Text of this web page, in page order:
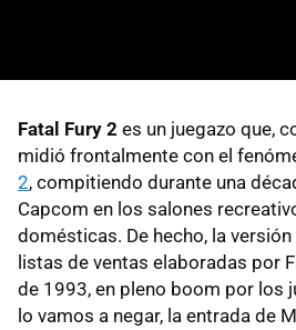
Fatal Fury 2 es un juegazo que,
midió frontalmente con el
2, compitiendo durante una
Capcom en los salones
domésticas. De hecho, la versión
listas de ventas elaboradas por
de 1993, en pleno boom por los
lo vamos a negar, la entrada de